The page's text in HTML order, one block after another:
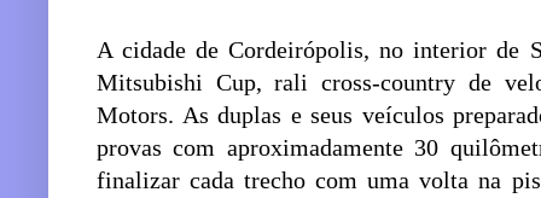
A cidade de Cordeirópolis, no interior de
Mitsubishi Cup, rali cross-country de
Motors. As duplas e seus veículos
provas com aproximadamente 30
finalizar cada trecho com uma volta na